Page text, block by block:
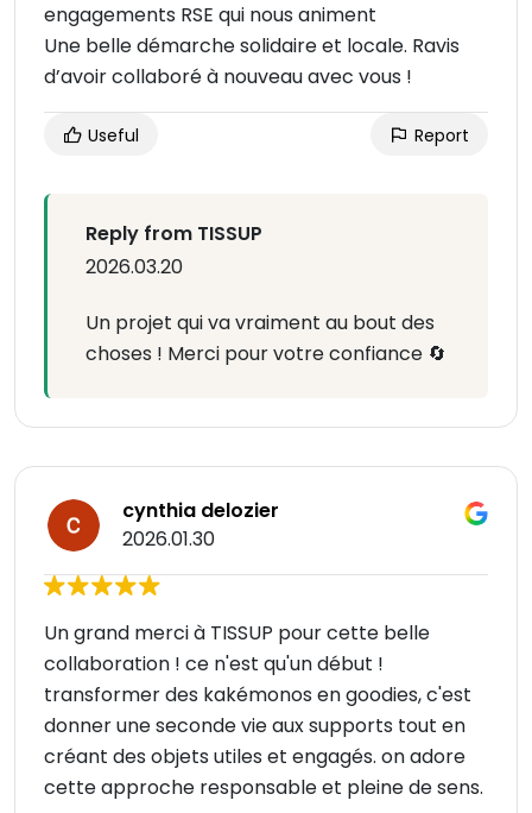
engagements RSE qui nous animent
Une belle démarche solidaire et locale. Ravis
d’avoir collaboré à nouveau avec vous !
Useful Report
Reply from TISSUP
2026.03.20
Un projet qui va vraiment au bout des
choses ! Merci pour votre confiance 🔄
cynthia delozier
2026.01.30
Un grand merci à TISSUP pour cette belle
collaboration ! ce n'est qu'un début !
transformer des kakémonos en goodies, c'est
donner une seconde vie aux supports tout en
créant des objets utiles et engagés. on adore
cette approche responsable et pleine de sens.